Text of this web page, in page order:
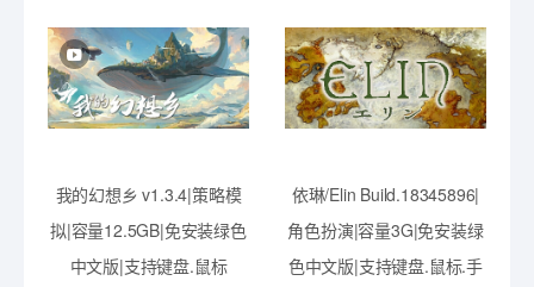
我的幻想乡 v1.3.4|策略模
拟|容量12.5GB|免安装绿色
中文版|支持键盘.鼠标
依琳/Elin Build.18345896|
角色扮演|容量3G|免安装绿
色中文版|支持键盘.鼠标.手